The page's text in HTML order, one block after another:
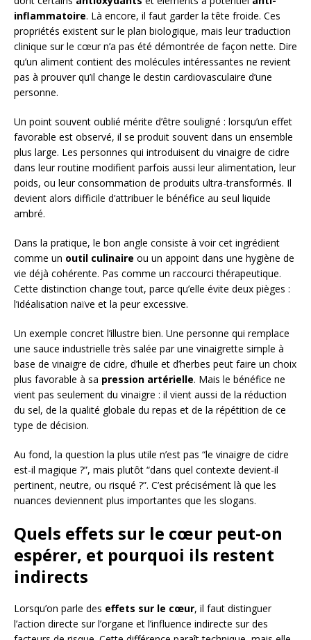
inflammatoire. Là encore, il faut garder la tête froide. Ces
propriétés existent sur le plan biologique, mais leur traduction
clinique sur le cœur n’a pas été démontrée de façon nette. Dire
qu’un aliment contient des molécules intéressantes ne revient
pas à prouver qu’il change le destin cardiovasculaire d’une
personne.
Un point souvent oublié mérite d’être souligné : lorsqu’un effet
favorable est observé, il se produit souvent dans un ensemble
plus large. Les personnes qui introduisent du vinaigre de cidre
dans leur routine modifient parfois aussi leur alimentation, leur
poids, ou leur consommation de produits ultra-transformés. Il
devient alors difficile d’attribuer le bénéfice au seul liquide
ambré.
Dans la pratique, le bon angle consiste à voir cet ingrédient
comme un outil culinaire ou un appoint dans une hygiène de
vie déjà cohérente. Pas comme un raccourci thérapeutique.
Cette distinction change tout, parce qu’elle évite deux pièges :
l’idéalisation naïve et la peur excessive.
Un exemple concret l’illustre bien. Une personne qui remplace
une sauce industrielle très salée par une vinaigrette simple à
base de vinaigre de cidre, d’huile et d’herbes peut faire un choix
plus favorable à sa pression artérielle. Mais le bénéfice ne
vient pas seulement du vinaigre : il vient aussi de la réduction
du sel, de la qualité globale du repas et de la répétition de ce
type de décision.
Au fond, la question la plus utile n’est pas “le vinaigre de cidre
est-il magique ?”, mais plutôt “dans quel contexte devient-il
pertinent, neutre, ou risqué ?”. C’est précisément là que les
nuances deviennent plus importantes que les slogans.
Quels effets sur le cœur peut-on
espérer, et pourquoi ils restent
indirects
Lorsqu’on parle des effets sur le cœur, il faut distinguer
l’action directe sur l’organe et l’influence indirecte sur des